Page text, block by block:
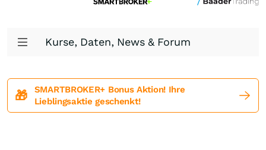
Kurse, Daten, News & Forum
🎁
SMARTBROKER+ Bonus Aktion! Ihre
Lieblingsaktie geschenkt!